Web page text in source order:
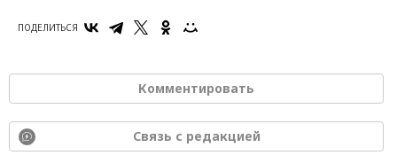
ПОДЕЛИТЬСЯ
Комментировать
Связь с редакцией